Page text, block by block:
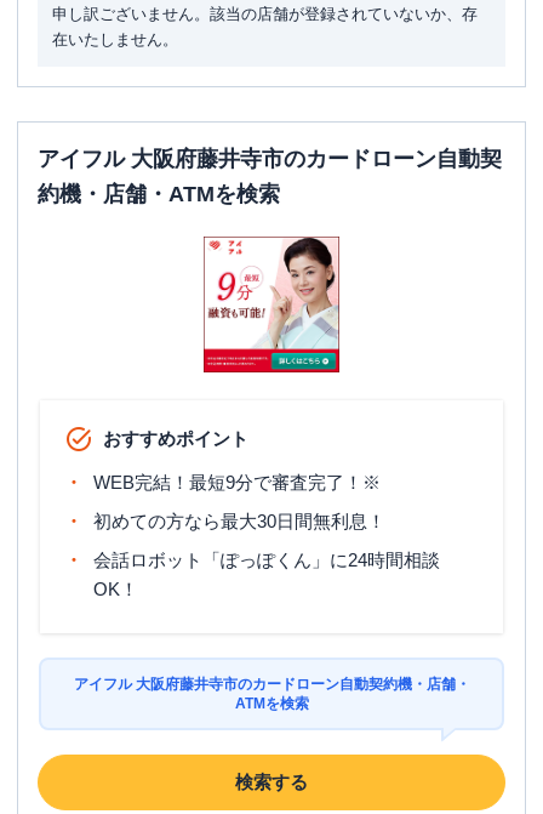
申し訳ございません。該当の店舗が登録されていないか、存
在いたしません。
アイフル 大阪府藤井寺市のカードローン自動契
約機・店舗・ATMを検索
おすすめポイント
WEB完結！最短9分で審査完了！※
初めての方なら最大30日間無利息！
会話ロボット「ぽっぽくん」に24時間相談
OK！
アイフル 大阪府藤井寺市のカードローン自動契約機・店舗・
ATMを検索
検索する